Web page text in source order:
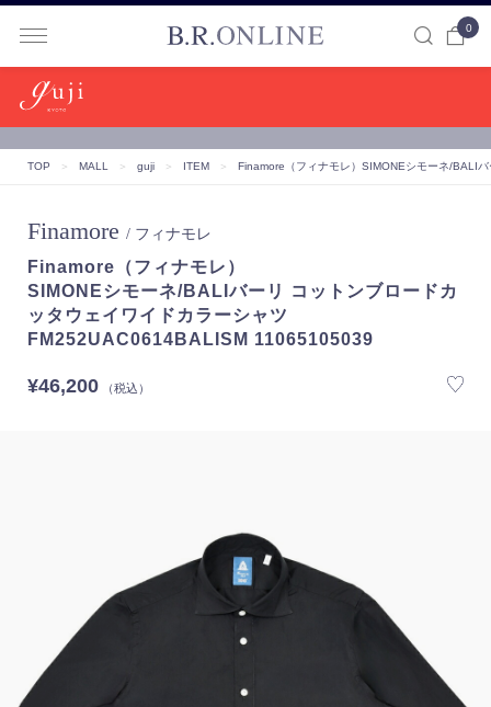
0
TOP ＞ MALL ＞ guji ＞ ITEM ＞ Finamore（フィナモレ） SIMONEシモーネ/BALI
Finamore / フィナモレ
Finamore（フィナモレ）
SIMONEシモーネ/BALIバーリ コットンブロードカ
ッタウェイワイドカラーシャツ
FM252UAC0614BALISM 11065105039
¥46,200（税込）